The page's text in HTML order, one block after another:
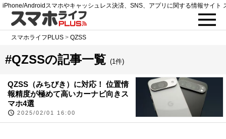
iPhone/Androidスマホやキャッシュレス決済、SNS、アプリに関する情報サイト
スマホライフPLUS >QZSS
#QZSSの記事一覧 (1件)
QZSS（みちびき）に対応！ 位置情
報精度が極めて高いカーナビ向きス
マホ4選
2025/02/01 16:00